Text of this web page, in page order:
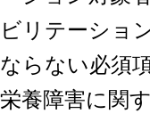
ビリテーショ
ならない必須
栄養障害に関